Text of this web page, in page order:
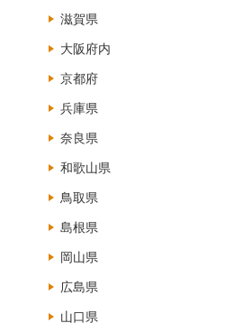
滋賀県
大阪府内
京都府
兵庫県
奈良県
和歌山県
鳥取県
島根県
岡山県
広島県
山口県